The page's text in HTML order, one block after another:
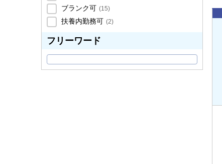
ブランク可 (15)
扶養内勤務可 (2)
フリーワード